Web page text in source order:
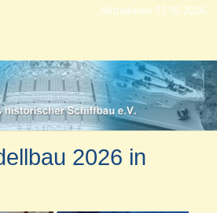
Aktualisiert 07.05.2026
2026 in